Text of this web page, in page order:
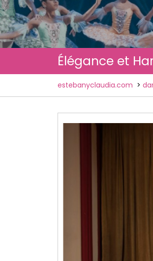
Élégance et
estebanyclaudia.com >